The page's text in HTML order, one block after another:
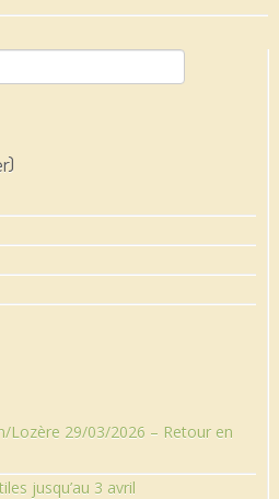
Lozère 29/03/2026 – Retour en
jusqu’au 3 avril